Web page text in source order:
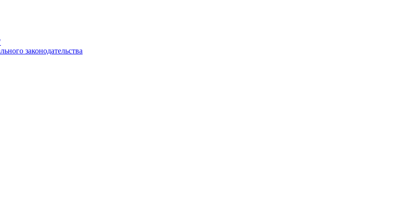
законодательства